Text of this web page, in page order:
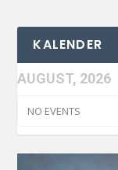
KALENDER
AUGUST, 2026
NO EVENTS